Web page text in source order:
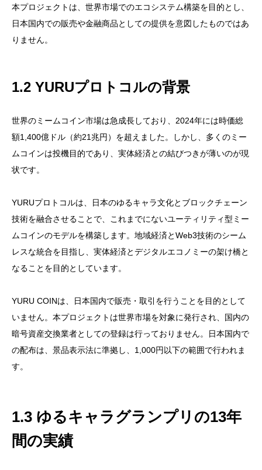
本プロジェクトは、世界市場でのエコシステム構築を目的とし、
日本国内での販売や金融商品としての提供を意図したものではあ
りません。
1.2 YURUプロトコルの背景
世界のミームコイン市場は急成長しており、2024年には時価総
額1,400億ドル（約21兆円）を超えました。しかし、多くのミー
ムコインは投機目的であり、実体経済との結びつきが薄いのが現
状です。
YURUプロトコルは、日本のゆるキャラ文化とブロックチェーン
技術を融合させることで、これまでにないユーティリティ型ミー
ムコインのモデルを構築します。地域経済とWeb3技術のシーム
レスな統合を目指し、実体経済とデジタルエコノミーの架け橋と
なることを目的としています。
YURU COINは、日本国内で販売・取引を行うことを目的として
いません。本プロジェクトは世界市場を対象に発行され、国内の
暗号資産交換業者としての登録は行っておりません。日本国内で
の配布は、景品表示法に準拠し、1,000円以下の範囲で行われま
す。
1.3 ゆるキャラグランプリの13年
間の実績